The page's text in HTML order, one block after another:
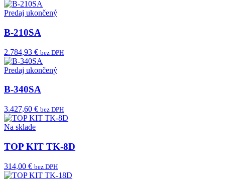
Predaj ukončený
B-210SA
2.784,93 € bez DPH
Predaj ukončený
B-340SA
3.427,60 € bez DPH
Na sklade
TOP KIT TK-8D
314,00 € bez DPH